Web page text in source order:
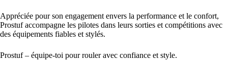
Appréciée pour son engagement envers la performance et le confort,
Prostuf accompagne les pilotes dans leurs sorties et compétitions avec
des équipements fiables et stylés.
Prostuf – équipe-toi pour rouler avec confiance et style.